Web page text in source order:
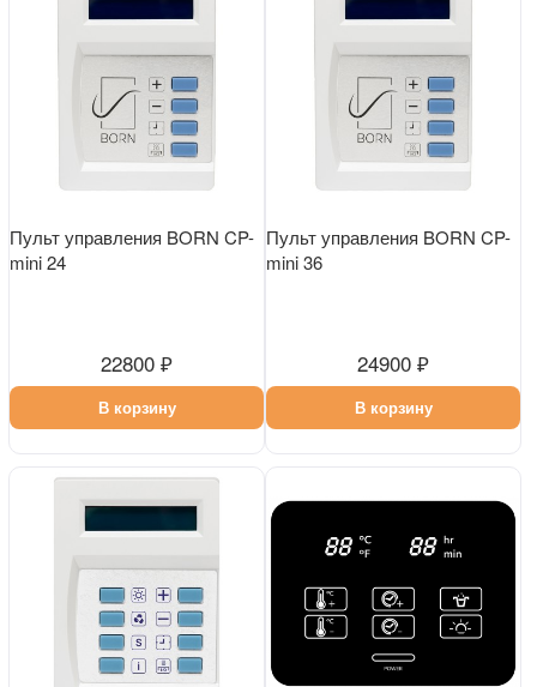
Пульт управления BORN CP-
mini 24
22800 ₽
В корзину
Пульт управления BORN CP-
mini 36
24900 ₽
В корзину